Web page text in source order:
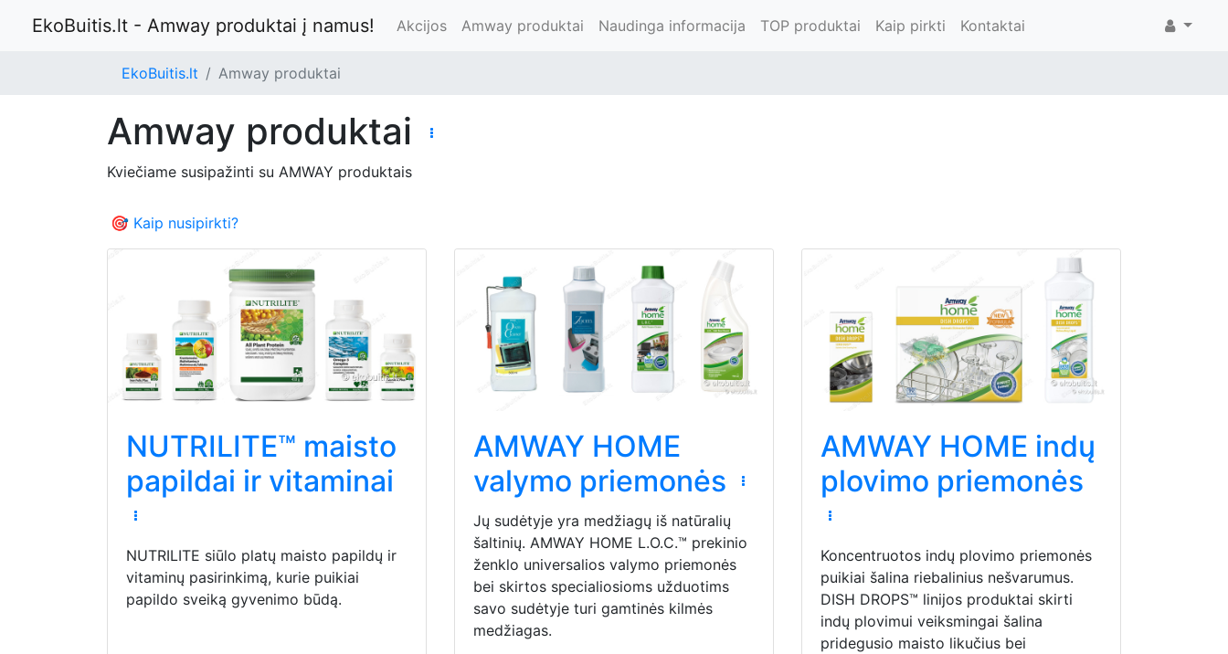
EkoBuitis.lt - Amway produktai į namus! Akcijos Amway produktai Naudinga informacija TOP produktai Kaip pirkti Kontaktai
EkoBuitis.lt Amway produktai
Amway produktai
Kviečiame susipažinti su AMWAY produktais
🎯 Kaip nusipirkti?
NUTRILITE™ maisto
papildai ir vitaminai
NUTRILITE siūlo platų maisto papildų ir
vitaminų pasirinkimą, kurie puikiai
papildo sveiką gyvenimo būdą.
AMWAY HOME
valymo priemonės
Jų sudėtyje yra medžiagų iš natūralių
šaltinių. AMWAY HOME L.O.C.™ prekinio
ženklo universalios valymo priemonės
bei skirtos specialiosioms užduotims
savo sudėtyje turi gamtinės kilmės
medžiagas.
AMWAY HOME indų
plovimo priemonės
Koncentruotos indų plovimo priemonės
puikiai šalina riebalinius nešvarumus.
DISH DROPS™ linijos produktai skirti
indų plovimui veiksmingai šalina
pridegusio maisto likučius bei